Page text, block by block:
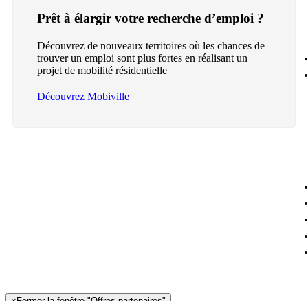
Prêt à élargir votre recherche d’emploi ?
Découvrez de nouveaux territoires où les chances de
trouver un emploi sont plus fortes en réalisant un
projet de mobilité résidentielle
Découvrez Mobiville